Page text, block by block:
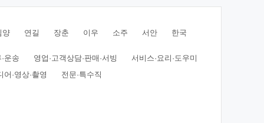
양 연길 장춘 이우 소주 서안 한국
운송 영업·고객상담·판매·서빙
서비스·요리·도우미
어·영상·촬영
전문·특수직